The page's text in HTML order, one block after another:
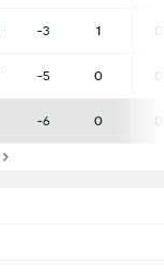
-3 1 0
-5 0 0
-6 0 0